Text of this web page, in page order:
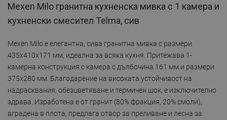
Mexen Milo гранитна кухненска мивка с 1 камера и
кухненски смесител Telma, сив
Mexen Milo е елегантна, сива гранитна мивка с размери
435x410x171 мм, идеална за всяка кухня. Притежава 1-
камерна конструкция с камера с дълбочина 161 мм и размери
375x280 мм. Благодарение на високата устойчивост на
надрасквания, обезцветяване и термичен шок, е изключително
здрава. Изработена е от гранит (80% фракция, 20% смоли),
вградена в плота, предлага отвор за преливане и лесна за